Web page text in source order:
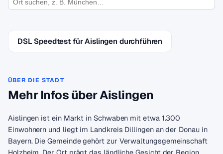
DSL Speedtest für Aislingen durchführen
ÜBER DIE STADT
Mehr Infos über Aislingen
Aislingen ist ein Markt in Schwaben mit etwa 1.300
Einwohnern und liegt im Landkreis Dillingen an der Donau in
Bayern. Die Gemeinde gehört zur Verwaltungsgemeinschaft